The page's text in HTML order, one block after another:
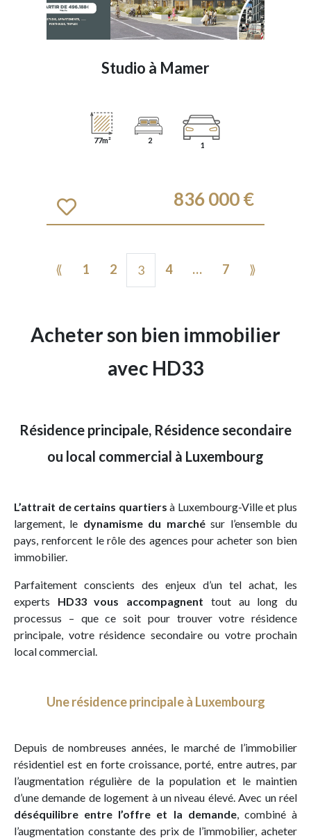
Studio à Mamer
77m² 2
1
836 000 €
⟪ 1 2 3 4 … 7 ⟫
Acheter son bien immobilier
avec HD33
Résidence principale, Résidence secondaire
ou local commercial à Luxembourg
L’attrait de certains quartiers à Luxembourg-Ville et plus
largement, le dynamisme du marchésur l’ensemble du
pays, renforcent le rôle des agences pour acheter son bien
immobilier.
Parfaitement conscients des enjeux d’un tel achat, les
experts HD33 vous accompagnent tout au long du
processus – que ce soit pour trouver votre résidence
principale, votre résidence secondaire ou votre prochain
local commercial.
Une résidence principale à Luxembourg
Depuis de nombreuses années, le marché de l’immobilier
résidentiel est en forte croissance, porté, entre autres, par
l’augmentation régulière de la population et le maintien
d’une demande de logement à un niveau élevé. Avec un réel
déséquilibre entre l’offre et la demande, combiné à
l’augmentation constante des prix de l’immobilier, acheter